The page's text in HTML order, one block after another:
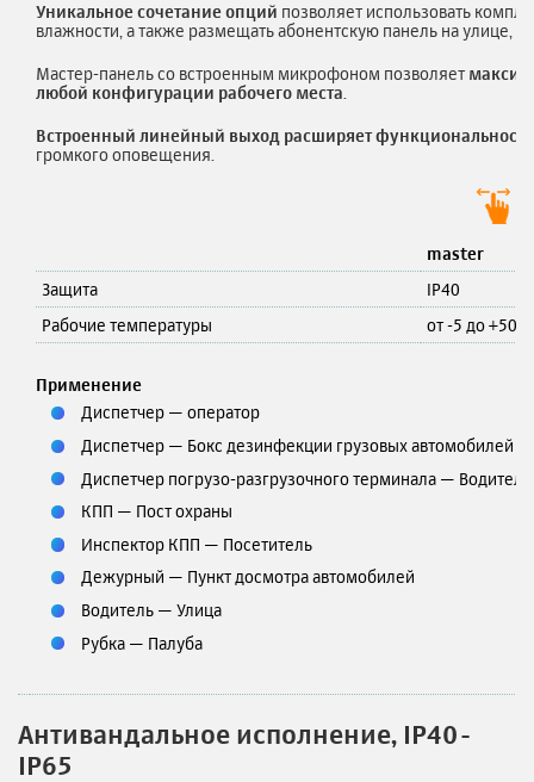
Уникальное сочетание опций позволяет использовать
влажности, а также размещать абонентскую панель на улице,
Мастер-панель со встроенным микрофоном позволяет
любой конфигурации рабочего места
Встроенный линейный выход расширяет
громкого оповещения.
master
Защита
IP40
Рабочие температуры
от -5 до +50 С
Применение
Диспетчер — оператор
Диспетчер — Бокс дезинфекции грузовых автомобилей
Диспетчер погрузо-разгрузочного терминала — Водитель
КПП — Пост охраны
Инспектор КПП — Посетитель
Дежурный — Пункт досмотра автомобилей
Водитель — Улица
Рубка — Палуба
Антивандальное исполнение, IP40-
IP65